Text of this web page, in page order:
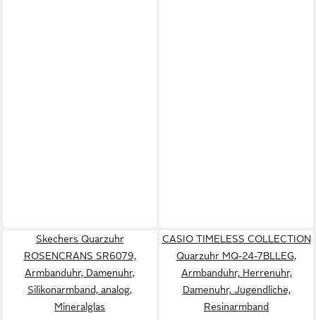
Skechers Quarzuhr
ROSENCRANS SR6079,
Armbanduhr, Damenuhr,
Silikonarmband, analog,
Mineralglas
CASIO TIMELESS COLLECTION
Quarzuhr MQ-24-7BLLEG,
Armbanduhr, Herrenuhr,
Damenuhr, Jugendliche,
Resinarmband